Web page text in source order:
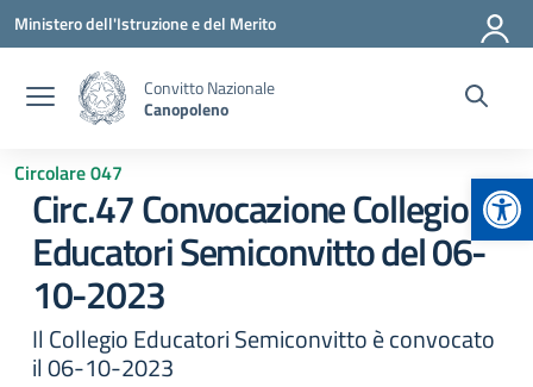
Vai ai contenuti
Vai al menu di navigazione
Vai al footer
Ministero dell'Istruzione e del Merito
Convitto Nazionale
Canopoleno
Circolare 047
Circ.47 Convocazione Collegio
Educatori Semiconvitto del 06-
10-2023
Il Collegio Educatori Semiconvitto è convocato
il 06-10-2023